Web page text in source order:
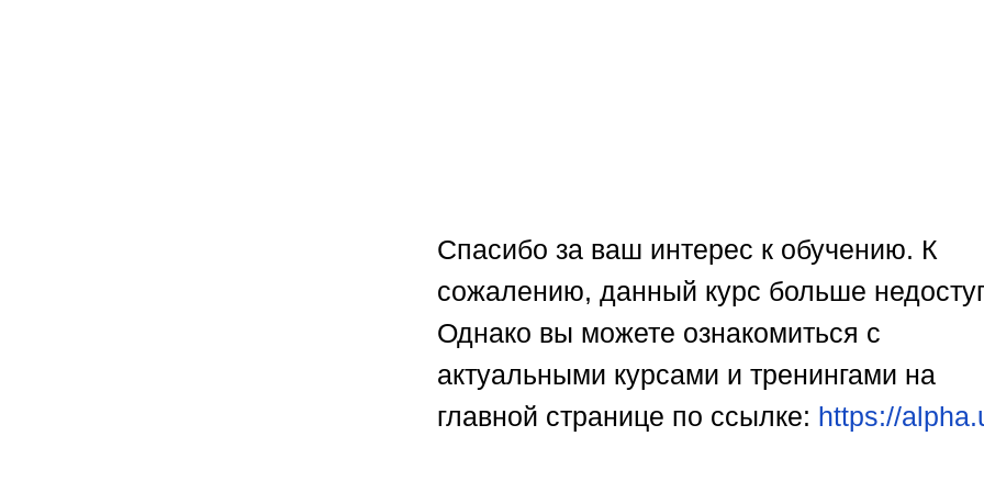
Спасибо за ваш интерес к обучению. К
сожалению, данный курс больше
Однако вы можете ознакомиться с
актуальными курсами и тренингами на
главной странице по ссылке: https://